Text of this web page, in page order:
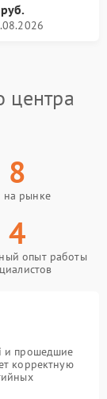
центра
8
на рынке
4
опыт работы
и прошедшие
корректную